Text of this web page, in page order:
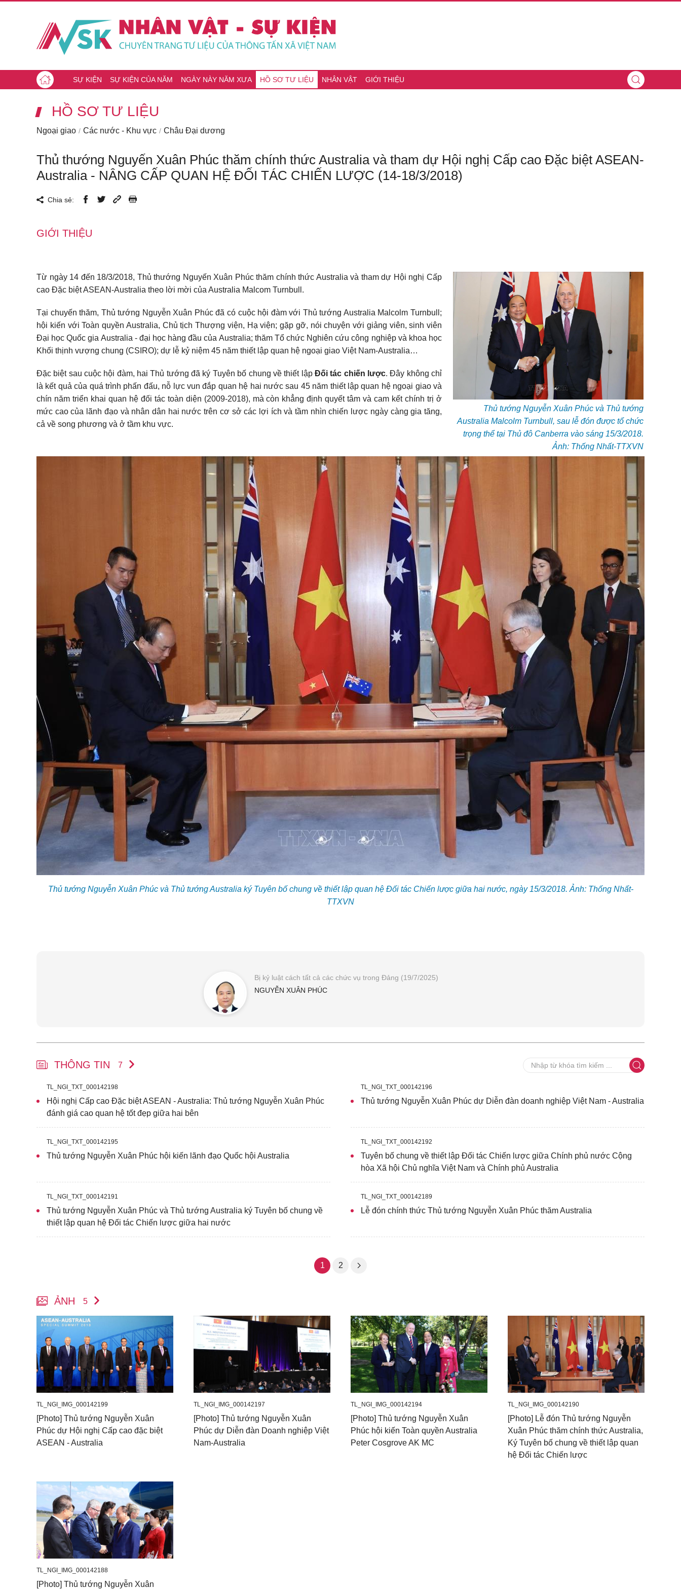
SỰ KIỆN SỰ KIỆN CỦA NĂM NGÀY NÀY NĂM XƯA HỒ SƠ TƯ LIỆU NHÂN VẬT GIỚI THIỆU
HỒ SƠ TƯ LIỆU
Ngoại giao Các nước - Khu vực Châu Đại dương
Thủ thướng Nguyến Xuân Phúc thăm chính thức Australia và tham dự Hội nghị Cấp cao Đặc biệt ASEAN-
Australia - NÂNG CẤP QUAN HỆ ĐỐI TÁC CHIẾN LƯỢC (14-18/3/2018)
Chia sẻ:
GIỚI THIỆU
Thủ tướng Nguyễn Xuân Phúc và Thủ tướng
Australia Malcolm Turnbull, sau lễ đón được tổ chức
trọng thể tại Thủ đô Canberra vào sáng 15/3/2018.
Ảnh: Thống Nhất-TTXVN
Từ ngày 14 đến 18/3/2018, Thủ thướng Nguyến Xuân Phúc thăm chính thức Australia và tham dự Hội nghị Cấp
cao Đặc biệt ASEAN-Australia theo lời mời của Australia Malcom Turnbull.
Tại chuyến thăm, Thủ tướng Nguyễn Xuân Phúc đã có cuộc hội đàm với Thủ tướng Australia Malcolm Turnbull;
hội kiến với Toàn quyền Australia, Chủ tịch Thượng viện, Hạ viện; gặp gỡ, nói chuyện với giảng viên, sinh viên
Đại học Quốc gia Australia - đại học hàng đầu của Australia; thăm Tổ chức Nghiên cứu công nghiệp và khoa học
Khối thịnh vượng chung (CSIRO); dự lễ kỷ niệm 45 năm thiết lập quan hệ ngoại giao Việt Nam-Australia…
Đặc biệt sau cuộc hội đàm, hai Thủ tướng đã ký Tuyên bố chung về thiết lập Đối tác chiến lược. Đây không chỉ
là kết quả của quá trình phấn đấu, nỗ lực vun đắp quan hệ hai nước sau 45 năm thiết lập quan hệ ngoại giao và
chín năm triển khai quan hệ đối tác toàn diện (2009-2018), mà còn khẳng định quyết tâm và cam kết chính trị ở
mức cao của lãnh đạo và nhân dân hai nước trên cơ sở các lợi ích và tầm nhìn chiến lược ngày càng gia tăng,
cả về song phương và ở tầm khu vực.
Thủ tướng Nguyễn Xuân Phúc và Thủ tướng Australia ký Tuyên bố chung về thiết lập quan hệ Đối tác Chiến lược giữa hai nước, ngày 15/3/2018. Ảnh: Thống Nhất-
TTXVN
Bị kỷ luật cách tất cả các chức vụ trong Đảng (19/7/2025)
NGUYỄN XUÂN PHÚC
THÔNG TIN 7
TL_NGI_TXT_000142198
Hội nghị Cấp cao Đặc biệt ASEAN - Australia: Thủ tướng Nguyễn Xuân Phúc
đánh giá cao quan hệ tốt đẹp giữa hai bên
TL_NGI_TXT_000142196
Thủ tướng Nguyễn Xuân Phúc dự Diễn đàn doanh nghiệp Việt Nam - Australia
TL_NGI_TXT_000142195
Thủ tướng Nguyễn Xuân Phúc hội kiến lãnh đạo Quốc hội Australia
TL_NGI_TXT_000142192
Tuyên bố chung về thiết lập Đối tác Chiến lược giữa Chính phủ nước Cộng
hòa Xã hội Chủ nghĩa Việt Nam và Chính phủ Australia
TL_NGI_TXT_000142191
Thủ tướng Nguyễn Xuân Phúc và Thủ tướng Australia ký Tuyên bố chung về
thiết lập quan hệ Đối tác Chiến lược giữa hai nước
TL_NGI_TXT_000142189
Lễ đón chính thức Thủ tướng Nguyễn Xuân Phúc thăm Australia
1 2
ẢNH 5
TL_NGI_IMG_000142199
[Photo] Thủ tướng Nguyễn Xuân
Phúc dự Hội nghị Cấp cao đặc biệt
ASEAN - Australia
TL_NGI_IMG_000142197
[Photo] Thủ tướng Nguyễn Xuân
Phúc dự Diễn đàn Doanh nghiệp Việt
Nam-Australia
TL_NGI_IMG_000142194
[Photo] Thủ tướng Nguyễn Xuân
Phúc hội kiến Toàn quyền Australia
Peter Cosgrove AK MC
TL_NGI_IMG_000142190
[Photo] Lễ đón Thủ tướng Nguyễn
Xuân Phúc thăm chính thức Australia,
Ký Tuyên bố chung về thiết lập quan
hệ Đối tác Chiến lược
TL_NGI_IMG_000142188
[Photo] Thủ tướng Nguyễn Xuân